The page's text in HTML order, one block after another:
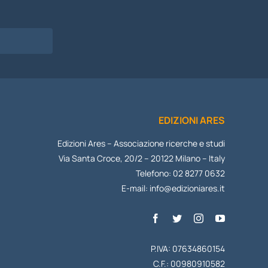
EDIZIONI ARES
Edizioni Ares – Associazione ricerche e studi
Via Santa Croce, 20/2 – 20122 Milano – Italy
Telefono: 02 8277 0632
E-mail: info@edizioniares.it
P.IVA: 07634860154
C.F.: 00980910582